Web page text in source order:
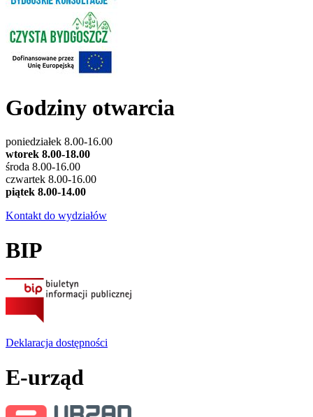
Godziny otwarcia
poniedziałek 8.00-16.00
wtorek 8.00-18.00
środa 8.00-16.00
czwartek 8.00-16.00
piątek 8.00-14.00
Kontakt do wydziałów
BIP
Deklaracja dostępności
E-urząd